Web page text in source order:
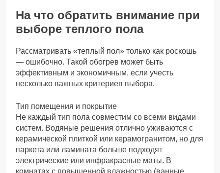
На что обратить внимание при
выборе теплого пола
Рассматривать «теплый пол» только как роскошь
— ошибочно. Такой обогрев может быть
эффективным и экономичным, если учесть
несколько важных критериев выбора.
Тип помещения и покрытие
Не каждый тип пола совместим со всеми видами
систем. Водяные решения отлично уживаются с
керамической плиткой или керамогранитом, но для
паркета или ламината больше подходят
электрические или инфракрасные маты. В
комнатах с повышенной влажностью (ванные,